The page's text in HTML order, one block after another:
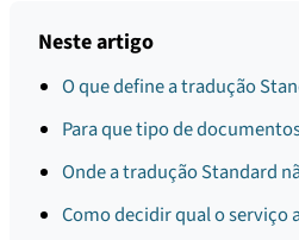
Neste artigo
O que define a tradução
Para que tipo de
Onde a tradução Standard
Como decidir qual o serviço